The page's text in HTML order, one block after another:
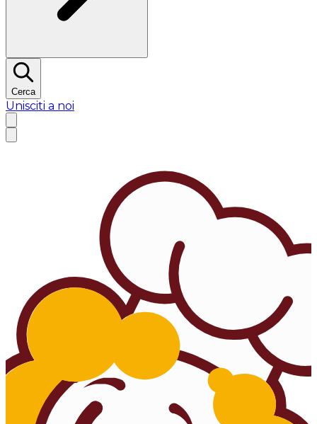
Cerca
Unisciti a noi